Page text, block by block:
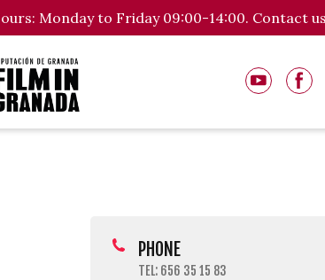
Monday to Friday 09:00-14:00. Contact
PHONE
TEL: 656 35 15 83